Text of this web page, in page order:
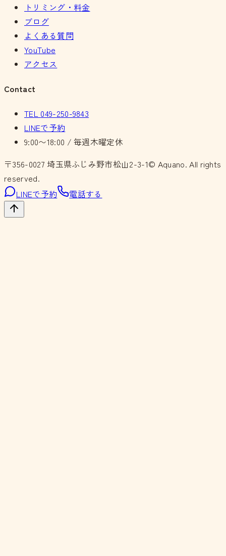
トリミング・料金
ブログ
よくある質問
YouTube
アクセス
Contact
TEL 049-250-9843
LINEで予約
9:00〜18:00 / 毎週木曜定休
〒356-0027 埼玉県ふじみ野市松山2-3-1© Aquano. All rights
reserved.
LINEで予約
電話する